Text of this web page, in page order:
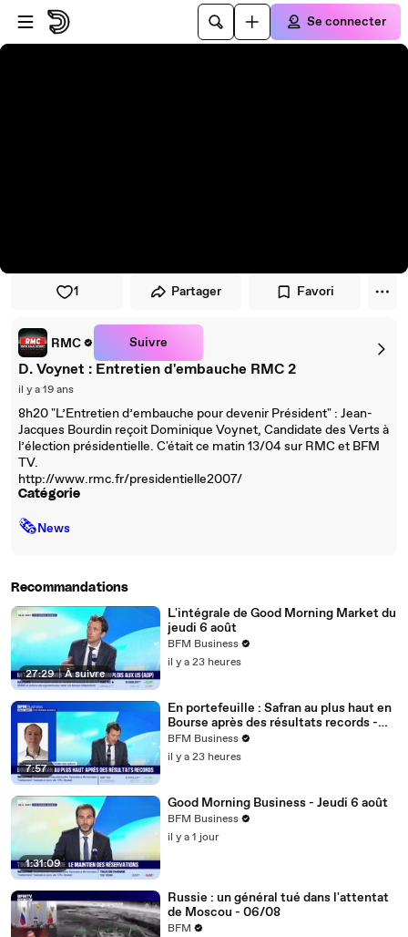
Passer au player
Passer au contenu principal
Se connecter
1 Partager Favori
RMC Suivre
D. Voynet : Entretien d'embauche RMC 2
il y a 19 ans
8h20 "L’Entretien d’embauche pour devenir Président" : Jean-
Jacques Bourdin reçoit Dominique Voynet, Candidate des Verts à
l’élection présidentielle. C'était ce matin 13/04 sur RMC et BFM
TV.
http://www.rmc.fr/presidentielle2007/
Catégorie
🗞News
Recommandations
27:29 | À suivre
L'intégrale de Good Morning Market du
jeudi 6 août
BFM Business
il y a 23 heures
7:57
En portefeuille : Safran au plus haut en
Bourse après des résultats records -
06/08
BFM Business
il y a 23 heures
1:31:09
Good Morning Business - Jeudi 6 août
BFM Business
il y a 1 jour
Russie : un général tué dans l'attentat
de Moscou - 06/08
BFM